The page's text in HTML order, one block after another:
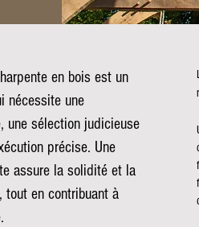
en bois est un
nécessite une
une sélection judicieuse
précise. Une
assure la solidité et la
tout en contribuant à